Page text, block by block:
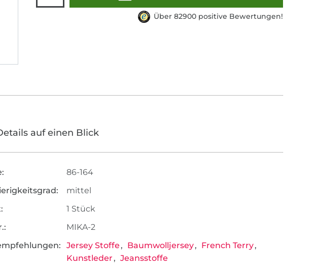
Über 82900 positive Bewertungen!
auf einen Blick
86-164
mittel
1 Stück
MIKA-2
Jersey Stoffe Baumwolljersey
French Terry
Kunstleder
Jeansstoffe